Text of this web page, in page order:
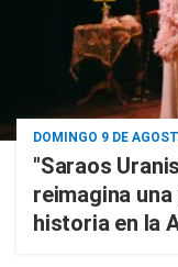
DOMINGO 9 DE
"Saraos
reimagina
historia en la